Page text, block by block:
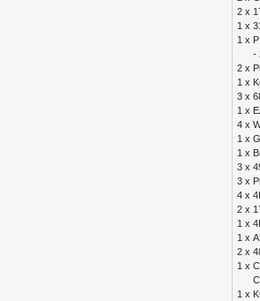
2 x
1 x
1 x
-
2 x
1 x
3 x
1 x
4 x
1 x
1 x
3 x
3 x
4 x
2 x
1 x
1 x
2 x
1 x
1 x